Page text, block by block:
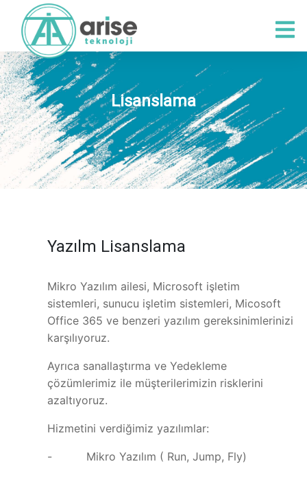
Lisanslama
Yazılm Lisanslama
Mikro Yazılım ailesi, Microsoft işletim
sistemleri, sunucu işletim sistemleri, Micosoft
Office 365 ve benzeri yazılım gereksinimlerinizi
karşılıyoruz.
Ayrıca sanallaştırma ve Yedekleme
çözümlerimiz ile müşterilerimizin risklerini
azaltıyoruz.
Hizmetini verdiğimiz yazılımlar:
- Mikro Yazılım ( Run, Jump, Fly)